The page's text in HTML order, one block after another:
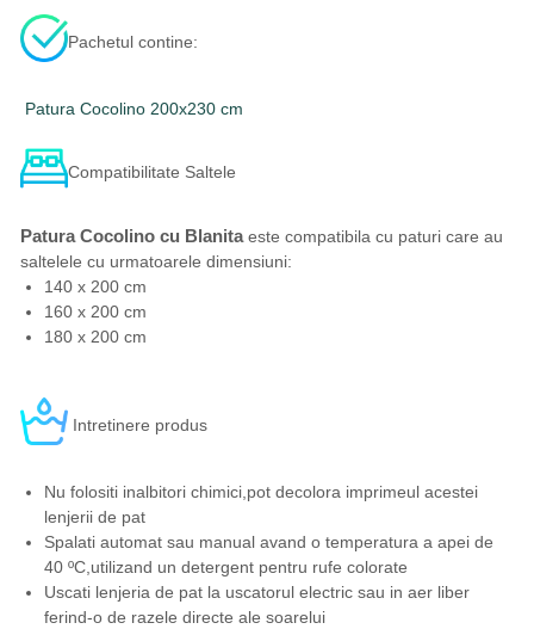
Pachetul contine:
Patura Cocolino 200x230 cm
Compatibilitate Saltele
Patura Cocolino cu Blanita este compatibila cu paturi care au
saltelele cu urmatoarele dimensiuni:
140 x 200 cm
160 x 200 cm
180 x 200 cm
Intretinere produs
Nu folositi inalbitori chimici,pot decolora imprimeul acestei
lenjerii de pat
Spalati automat sau manual avand o temperatura a apei de
40 ºC,utilizand un detergent pentru rufe colorate
Uscati lenjeria de pat la uscatorul electric sau in aer liber
ferind-o de razele directe ale soarelui